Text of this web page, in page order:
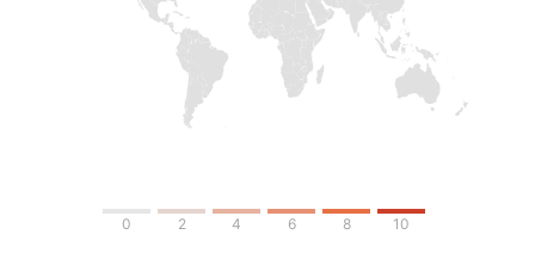
0 2 4 6 8 10